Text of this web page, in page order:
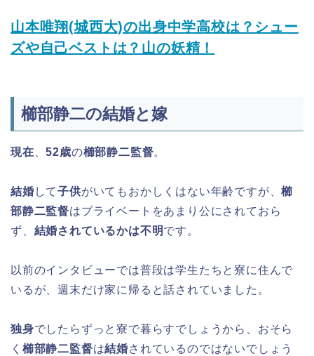
山本唯翔(城西大)の出身中学高校は？シュー
ズや自己ベストは？山の妖精！
櫛部静二の結婚と嫁
現在 、52歳の櫛部静二監督。
結婚 して子供がいてもおかしくはない年齢ですが、櫛
部静二監督はプライベートをあまり公にされておら
ず、 結婚されているかは不明です。
以前のインタビューでは普段は学生たちと寮に住んで
いるが、週末だけ家に帰ると話されていました。
独身でしたらずっと寮で暮らすでしょうから、おそら
く 櫛部静二監督は結婚されているのではないでしょう